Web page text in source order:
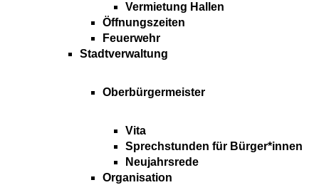
Vermietung Hallen
Öffnungszeiten
Feuerwehr
Stadtverwaltung
Oberbürgermeister
Vita
Sprechstunden für Bürger*innen
Neujahrsrede
Organisation